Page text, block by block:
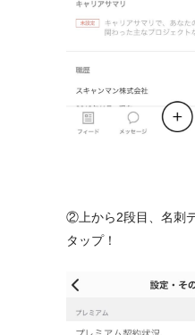
②上から2段目、名刺
タップ！